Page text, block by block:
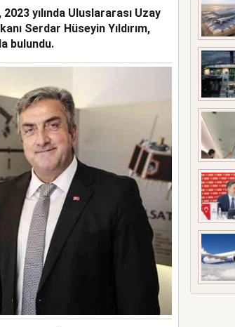
yılında Uluslararası Uzay
Serdar Hüseyin Yıldırım,
bulundu.